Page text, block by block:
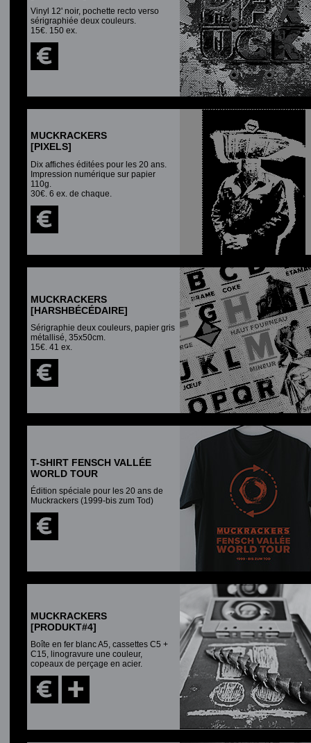
Vinyl 12' noir, pochette recto verso
sérigraphiée deux couleurs.
15€. 150 ex.
MUCKRACKERS
[PIXELS]
Dix affiches éditées pour les 20 ans.
Impression numérique sur papier
110g.
30€. 6 ex. de chaque.
MUCKRACKERS
[HARSHBÉCÉDAIRE]
Sérigraphie deux couleurs, papier gris
métallisé, 35x50cm.
15€. 41 ex.
T-SHIRT FENSCH VALLÉE
WORLD TOUR
Édition spéciale pour les 20 ans de
Muckrackers (1999-bis zum Tod)
MUCKRACKERS
[PRODUKT#4]
Boîte en fer blanc A5, cassettes C5 +
C15, linogravure une couleur,
copeaux de perçage en acier.